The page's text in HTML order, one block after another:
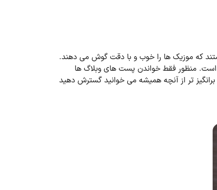
که موزیک ها را خوب و با دقت گوش می دهند.
است. منظور فقط خواندن پست های وبلاگ ها
تر از آنچه همیشه می خوانید گسترش دهید